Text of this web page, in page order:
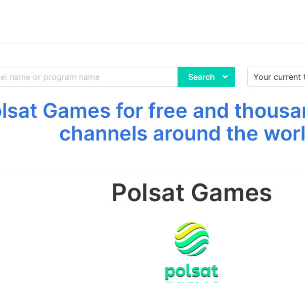
Search
Games for free and
channels around the
Polsat Games